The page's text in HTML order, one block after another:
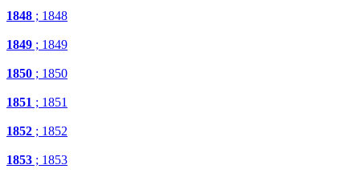
1848 ; 1848
1849 ; 1849
1850 ; 1850
1851 ; 1851
1852 ; 1852
1853 ; 1853